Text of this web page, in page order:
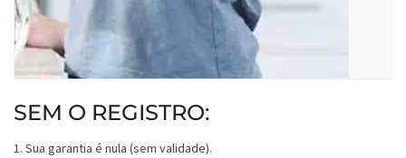
SEM O REGISTRO:
1. Sua garantia é nula (sem validade).